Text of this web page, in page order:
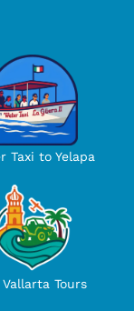
Taxi to Yelapa
Vallarta Tours